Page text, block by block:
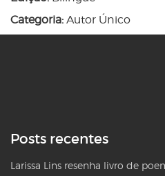
Categoria: Autor Único
Posts recentes
Larissa Lins resenha livro de